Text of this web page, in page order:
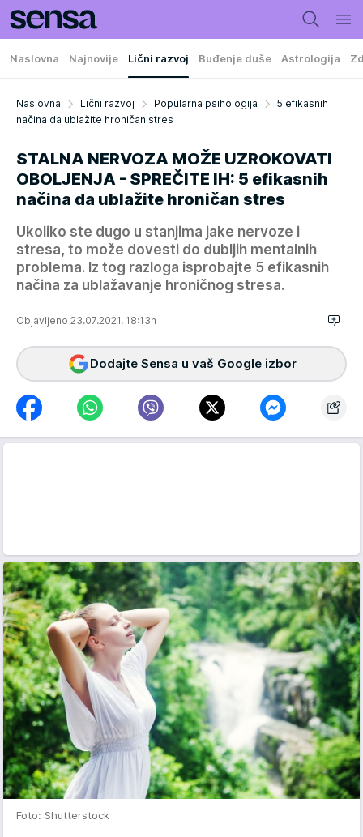
Naslovna Najnovije Lični razvoj Buđenje duše Astrologija
Naslovna Lični razvoj Popularna psihologija
5 efikasnih
načina da ublažite hroničan stres
STALNA NERVOZA MOŽE UZROKOVATI
OBOLJENJA - SPREČITE IH: 5 efikasnih
načina da ublažite hroničan stres
Ukoliko ste dugo u stanjima jake nervoze i
stresa, to može dovesti do dubljih mentalnih
problema. Iz tog razloga isprobajte 5 efikasnih
načina za ublažavanje hroničnog stresa.
Objavljeno 23.07.2021. 18:13h
Dodajte Sensa u vaš Google izbor
Foto: Shutterstock